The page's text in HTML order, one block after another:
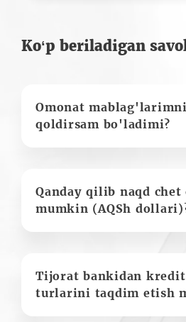
Ko‘p beriladigan
Omonat
qoldirsam bo'ladimi?
Qanday qilib naqd
mumkin (AQSh
Tijorat bankidan
turlarini taqdim etish